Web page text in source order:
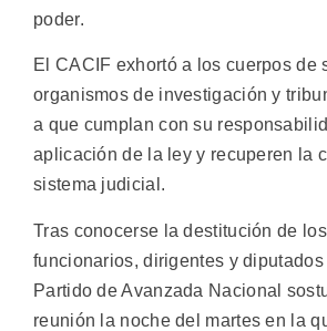
poder.
El CACIF exhortó a los cuerpos de
organismos de investigación y
a que cumplan con su
aplicación de la ley y recuperen la
sistema judicial.
Tras conocerse la destitución de
funcionarios, dirigentes y
Partido de Avanzada Nacional
reunión la noche del martes en la